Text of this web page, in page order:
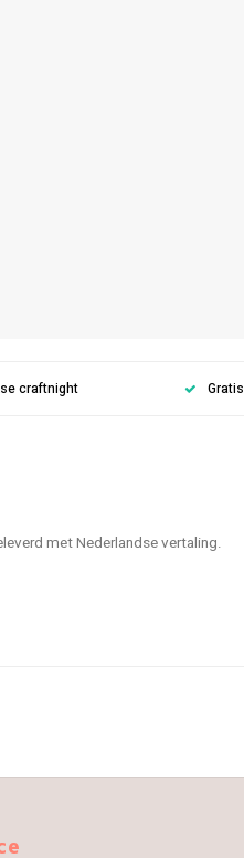
craftnight
met Nederlandse vertaling.